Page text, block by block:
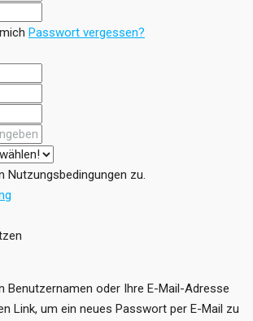
Passwort vergessen?
Nutzungsbedingungen zu.
Benutzernamen oder Ihre E-Mail-Adresse
Link, um ein neues Passwort per E-Mail zu